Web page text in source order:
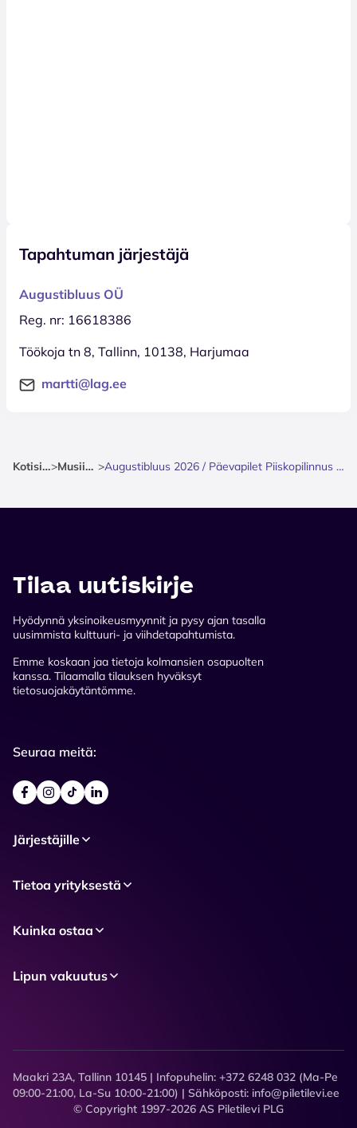
Tapahtuman järjestäjä
Augustibluus OÜ
Reg. nr: 16618386
Töökoja tn 8, Tallinn, 10138, Harjumaa
martti@lag.ee
Kotisivu> Musiikki > Augustibluus 2026 / Päevapilet Piiskopilinnus 01.08
Tilaa uutiskirje
Hyödynnä yksinoikeusmyynnit ja pysy ajan tasalla
uusimmista kulttuuri- ja viihdetapahtumista.
Emme koskaan jaa tietoja kolmansien osapuolten
kanssa. Tilaamalla tilauksen hyväksyt
tietosuojakäytäntömme.
Seuraa meitä:
Järjestäjille
Tietoa yrityksestä
Kuinka ostaa
Lipun vakuutus
Maakri 23A, Tallinn 10145 | Infopuhelin: +372 6248 032 (Ma-Pe
09:00-21:00, La-Su 10:00-21:00) | Sähköposti: info@piletilevi.ee
© Copyright 1997-2026 AS Piletilevi PLG